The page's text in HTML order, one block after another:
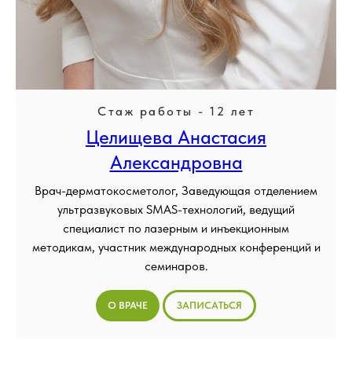
Стаж работы - 12 лет
Целищева Анастасия
Александровна
Врач-дерматокосметолог, Заведующая отделением
ультразвуковых SMAS-технологий, ведущий
специалист по лазерным и инъекционным
методикам, участник международных конференций и
семинаров.
О ВРАЧЕ ЗАПИСАТЬСЯ